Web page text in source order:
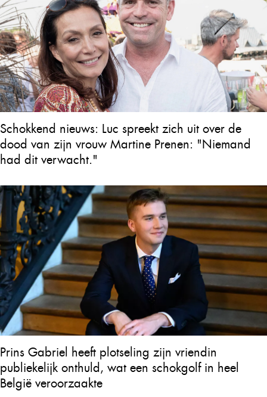
Schokkend nieuws: Luc spreekt zich uit over de
dood van zijn vrouw Martine Prenen: "Niemand
had dit verwacht."
Prins Gabriel heeft plotseling zijn vriendin
publiekelijk onthuld, wat een schokgolf in heel
België veroorzaakte